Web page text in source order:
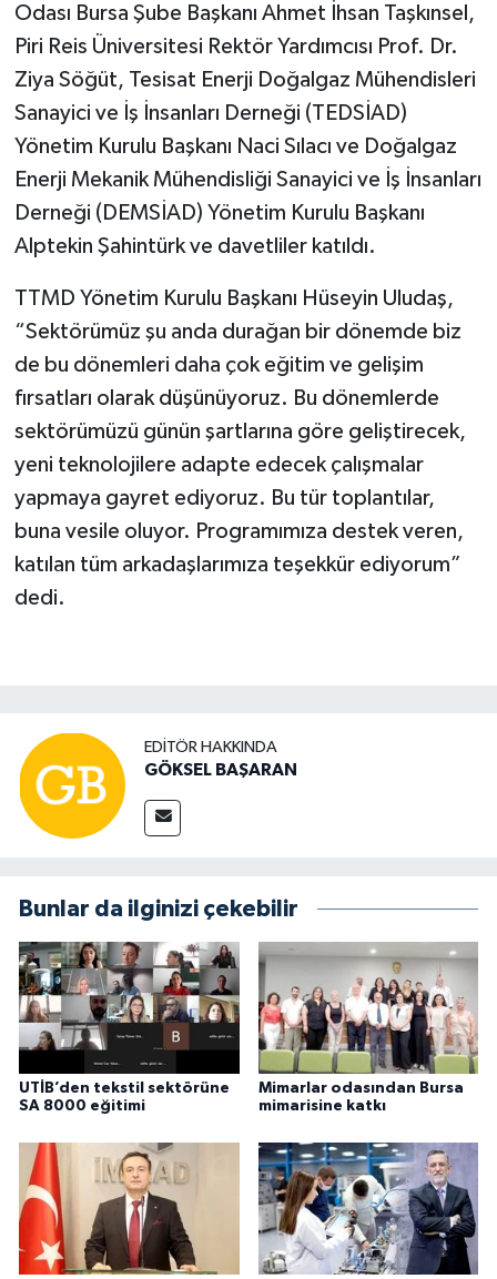
Odası Bursa Şube Başkanı Ahmet İhsan Taşkınsel,
Piri Reis Üniversitesi Rektör Yardımcısı Prof. Dr.
Ziya Söğüt, Tesisat Enerji Doğalgaz Mühendisleri
Sanayici ve İş İnsanları Derneği (TEDSİAD)
Yönetim Kurulu Başkanı Naci Sılacı ve Doğalgaz
Enerji Mekanik Mühendisliği Sanayici ve İş İnsanları
Derneği (DEMSİAD) Yönetim Kurulu Başkanı
Alptekin Şahintürk ve davetliler katıldı.
TTMD Yönetim Kurulu Başkanı Hüseyin Uludaş,
“Sektörümüz şu anda durağan bir dönemde biz
de bu dönemleri daha çok eğitim ve gelişim
fırsatları olarak düşünüyoruz. Bu dönemlerde
sektörümüzü günün şartlarına göre geliştirecek,
yeni teknolojilere adapte edecek çalışmalar
yapmaya gayret ediyoruz. Bu tür toplantılar,
buna vesile oluyor. Programımıza destek veren,
katılan tüm arkadaşlarımıza teşekkür ediyorum”
dedi.
EDITÖR HAKKINDA
GÖKSEL BAŞARAN
Bunlar da ilginizi çekebilir
UTİB’den tekstil sektörüne
SA 8000 eğitimi
Mimarlar odasından Bursa
mimarisine katkı